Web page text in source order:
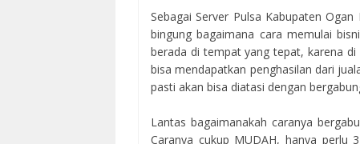
Sebagai Server Pulsa Kabupaten
bingung bagaimana cara memulai
berada di tempat yang tepat, karena
bisa mendapatkan penghasilan dari
pasti akan bisa diatasi dengan
Lantas bagaimanakah caranya
Caranya cukup MUDAH, hanya perlu